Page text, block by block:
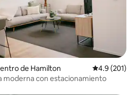
de Hamilton Calificación
4.9 (201)
moderna con estacionamiento